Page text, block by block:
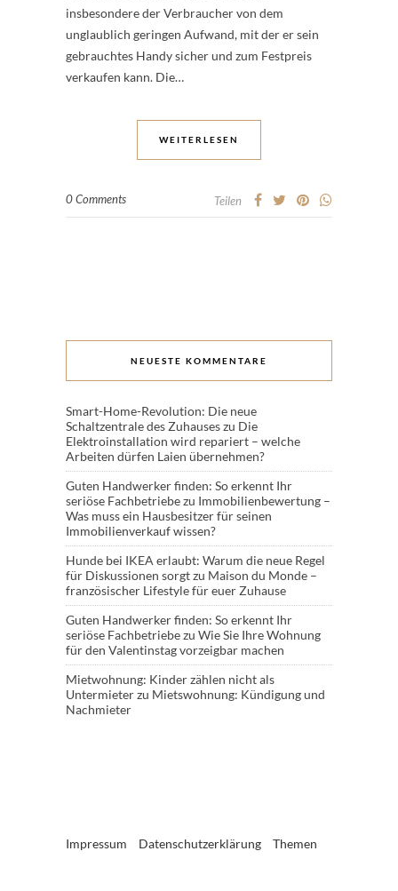
insbesondere der Verbraucher von dem
unglaublich geringen Aufwand, mit der er sein
gebrauchtes Handy sicher und zum Festpreis
verkaufen kann. Die…
WEITERLESEN
0 Comments Teilen
NEUESTE KOMMENTARE
Smart-Home-Revolution: Die neue
Schaltzentrale des Zuhauseszu Die
Elektroinstallation wird repariert – welche
Arbeiten dürfen Laien übernehmen?
Guten Handwerker finden: So erkennt Ihr
seriöse Fachbetriebezu Immobilienbewertung –
Was muss ein Hausbesitzer für seinen
Immobilienverkauf wissen?
Hunde bei IKEA erlaubt: Warum die neue Regel
für Diskussionen sorgtzu Maison du Monde –
französischer Lifestyle für euer Zuhause
Guten Handwerker finden: So erkennt Ihr
seriöse Fachbetriebezu Wie Sie Ihre Wohnung
für den Valentinstag vorzeigbar machen
Mietwohnung: Kinder zählen nicht als
Untermieterzu Mietswohnung: Kündigung und
Nachmieter
Impressum Datenschutzerklärung Themen